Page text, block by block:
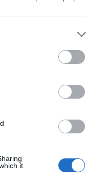
it
de
A
HIRDETÉS